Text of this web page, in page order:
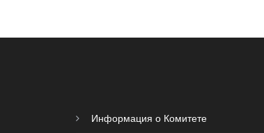
Информация о Комитете